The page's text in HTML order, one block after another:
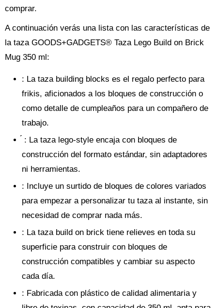
comprar.
A continuación verás una lista con las características de
la taza GOODS+GADGETS® Taza Lego Build on Brick
Mug 350 ml:
: La taza building blocks es el regalo perfecto para
frikis, aficionados a los bloques de construcción o
como detalle de cumpleaños para un compañero de
trabajo.
: La taza lego-style encaja con bloques de
construcción del formato estándar, sin adaptadores
ni herramientas.
: Incluye un surtido de bloques de colores variados
para empezar a personalizar tu taza al instante, sin
necesidad de comprar nada más.
: La taza build on brick tiene relieves en toda su
superficie para construir con bloques de
construcción compatibles y cambiar su aspecto
cada día.
: Fabricada con plástico de calidad alimentaria y